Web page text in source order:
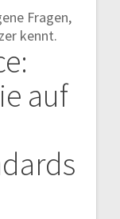
Fragen,
kennt.
auf